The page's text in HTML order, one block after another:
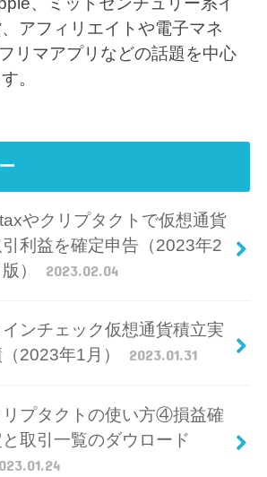
アフィリエイトや電子マネ
リマアプリなどの話題を中心
。
やクリプタクトで仮想通貨
利益を確定申告（2023年2
版）
2023.02.04
インチェック仮想通貨積立実
2023年1月）
2023.01.31
リプタクトの使い方④損益確
と取引一覧のダウロード